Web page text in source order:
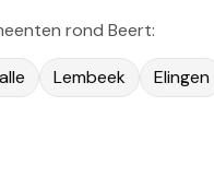
rond Beert:
Lembeek
Elingen